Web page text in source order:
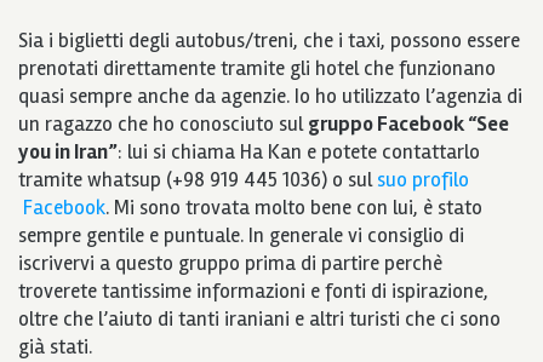
Sia i biglietti degli autobus/treni, che i taxi, possono essere
prenotati direttamente tramite gli hotel che funzionano
quasi sempre anche da agenzie. Io ho utilizzato l’agenzia di
un ragazzo che ho conosciuto sulgruppo Facebook “See
you in Iran”: lui si chiama Ha Kan e potete contattarlo
tramite whatsup (+98 919 445 1036) o sulsuo profilo
Facebook. Mi sono trovata molto bene con lui, è stato
sempre gentile e puntuale. In generale vi consiglio di
iscrivervi a questo gruppo prima di partire perchè
troverete tantissime informazioni e fonti di ispirazione,
oltre che l’aiuto di tanti iraniani e altri turisti che ci sono
già stati.